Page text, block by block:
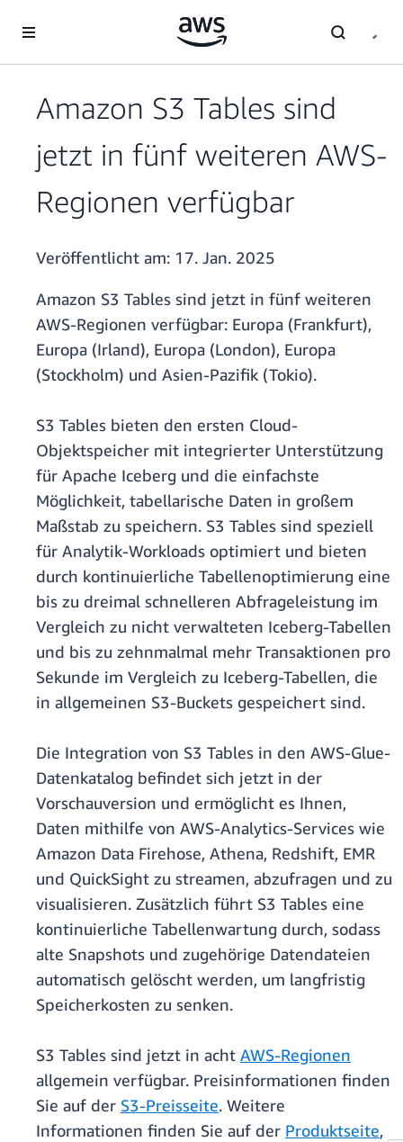
Überspringen zum Hauptinhalt
Amazon S3 Tables sind
jetzt in fünf weiteren AWS-
Regionen verfügbar
Veröffentlicht am: 17. Jan. 2025
Amazon S3 Tables sind jetzt in fünf weiteren
AWS-Regionen verfügbar: Europa (Frankfurt),
Europa (Irland), Europa (London), Europa
(Stockholm) und Asien-Pazifik (Tokio).
S3 Tables bieten den ersten Cloud-
Objektspeicher mit integrierter Unterstützung
für Apache Iceberg und die einfachste
Möglichkeit, tabellarische Daten in großem
Maßstab zu speichern. S3 Tables sind speziell
für Analytik-Workloads optimiert und bieten
durch kontinuierliche Tabellenoptimierung eine
bis zu dreimal schnelleren Abfrageleistung im
Vergleich zu nicht verwalteten Iceberg-Tabellen
und bis zu zehnmalmal mehr Transaktionen pro
Sekunde im Vergleich zu Iceberg-Tabellen, die
in allgemeinen S3-Buckets gespeichert sind.
Die Integration von S3 Tables in den AWS-Glue-
Datenkatalog befindet sich jetzt in der
Vorschauversion und ermöglicht es Ihnen,
Daten mithilfe von AWS-Analytics-Services wie
Amazon Data Firehose, Athena, Redshift, EMR
und QuickSight zu streamen, abzufragen und zu
visualisieren. Zusätzlich führt S3 Tables eine
kontinuierliche Tabellenwartung durch, sodass
alte Snapshots und zugehörige Datendateien
automatisch gelöscht werden, um langfristig
Speicherkosten zu senken.
S3 Tables sind jetzt in acht AWS-Regionen
allgemein verfügbar. Preisinformationen finden
Sie auf der S3-Preisseite. Weitere
Informationen finden Sie auf der Produktseite,